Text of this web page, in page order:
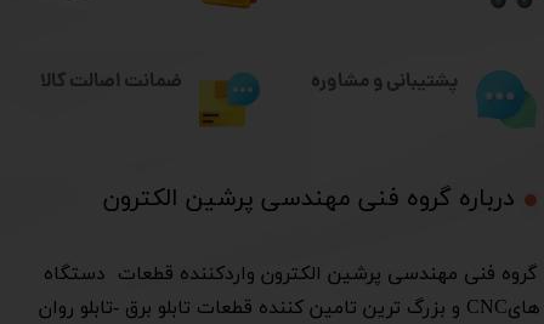
درباره گروه فنی مهندسی پرشین الکترون​​​​​​​
​گروه فنی مهندسی پرشین الکترون واردکننده قطعات دستگاه
هایCNC و بزرگ ترین تامین کننده قطعات تابلو برق -تابلو روان
پشتیبانی و مشاوره ضمانت اصالت کالا